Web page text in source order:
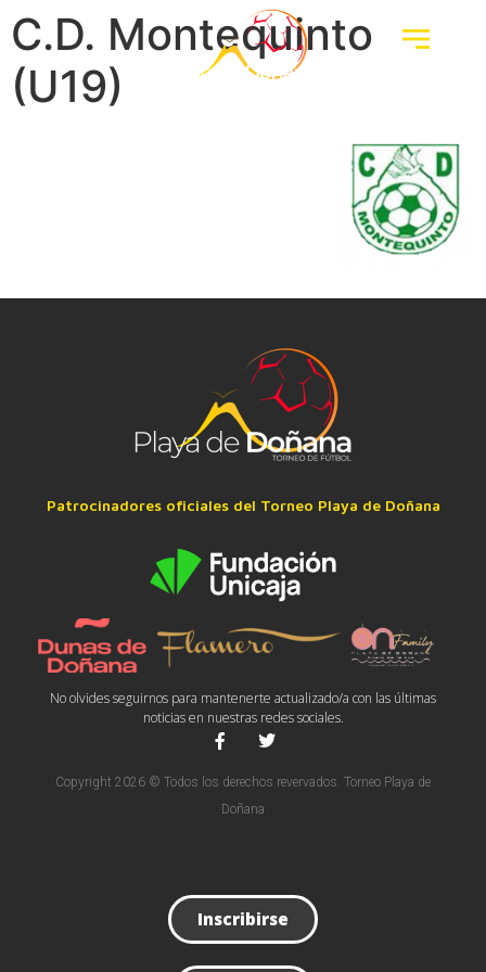
C.D. Montequinto
(U19)
Patrocinadores oficiales del Torneo Playa de Doñana
No olvides seguirnos para mantenerte actualizado/a con las últimas
noticias en nuestras redes sociales.
Copyright 2026 © Todos los derechos revervados. Torneo Playa de
Doñana
Inscribirse